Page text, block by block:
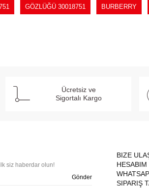
GÖZLÜĞÜ 30018751 BURBERRY
Ücretsiz ve
Sigortalı Kargo
siz haberdar olun!
Gönder
BIZE
HESABIM
SIPARIŞ